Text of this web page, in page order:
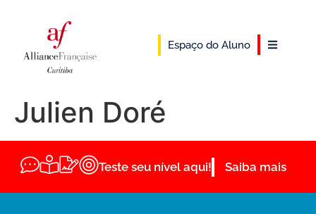
Espaço do Aluno
Julien Doré
Teste seu nível aqui! Saiba mais